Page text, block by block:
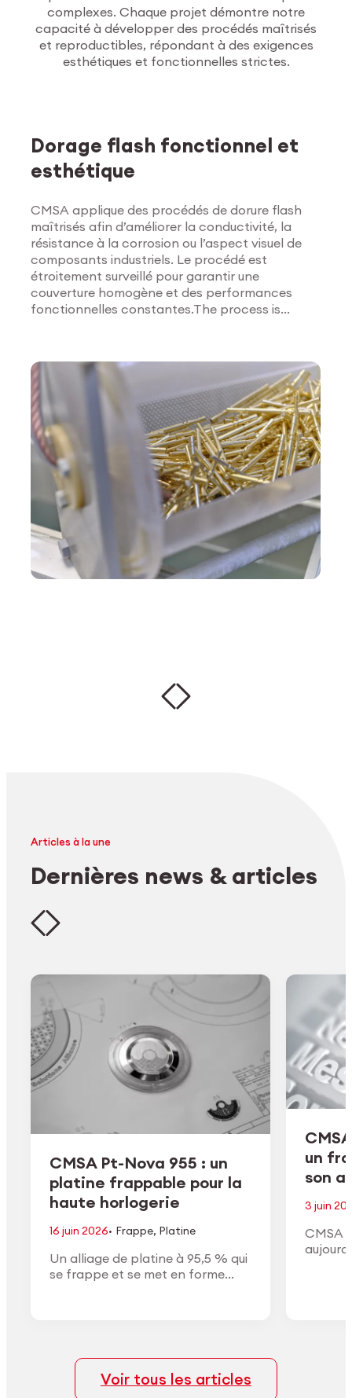
surface
Explorer les traitements
complexes. Chaque projet démontre notre
capacité à développer des procédés maîtrisés
et reproductibles, répondant à des exigences
esthétiques et fonctionnelles strictes.
Dorage flash fonctionnel et
esthétique
CMSA applique des procédés de dorure flash
maîtrisés afin d’améliorer la conductivité, la
résistance à la corrosion ou l’aspect visuel de
composants industriels. Le procédé est
étroitement surveillé pour garantir une
couverture homogène et des performances
fonctionnelles constantes.The process is
Articles à la une
Dernières news & articles
CMSA Pt-Nova 955 : un
platine frappable pour la
haute horlogerie
16 juin 2026· Frappe, Platine
Un alliage de platine à 95,5 % qui
se frappe et se met en forme
un
son
3 juin
CMSA
Voir tous les articles